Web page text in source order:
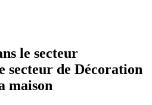
le secteur
secteur de Décoration
maison